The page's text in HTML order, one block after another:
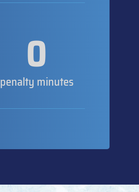
0
penalty minutes